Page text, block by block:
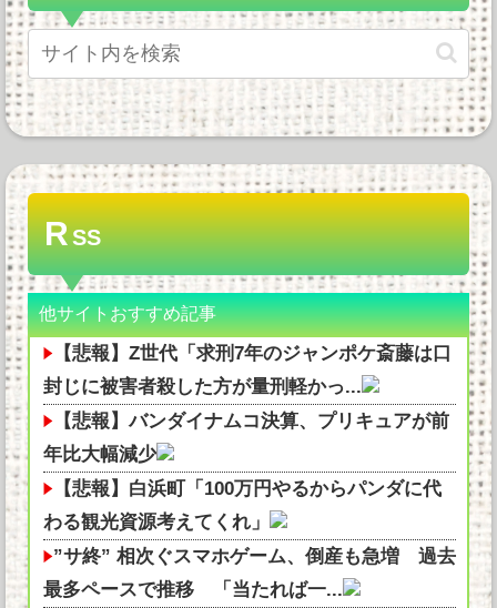
RSS
他サイトおすすめ記事
【悲報】Z世代「求刑7年のジャンポケ斎藤は口
封じに被害者殺した方が量刑軽かっ...
【悲報】バンダイナムコ決算、プリキュアが前
年比大幅減少
【悲報】白浜町「100万円やるからパンダに代
わる観光資源考えてくれ」
”サ終” 相次ぐスマホゲーム、倒産も急増 過去
最多ペースで推移 「当たれば一...